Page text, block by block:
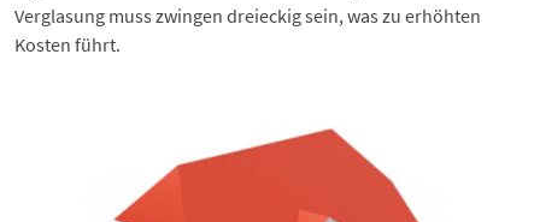
Verglasung muss zwingen dreieckig sein, was zu erhöhten
Kosten führt.